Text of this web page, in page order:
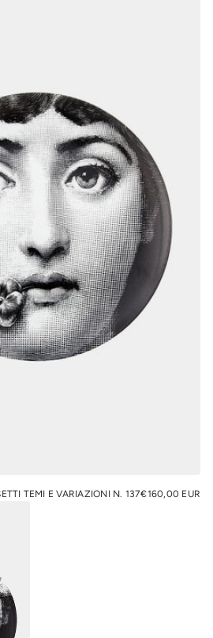
TEMI E VARIAZIONI N. 137PREZZO
€160,00 EUR